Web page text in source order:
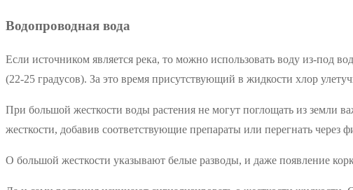
Водопроводная вода
Если источником является река, то можно использовать воду из-под
(22-25 градусов). За это время присутствующий в жидкости хлор
При большой жесткости воды растения не могут поглощать из
жесткости, добавив соответствующие препараты или перегнать через
О большой жесткости указывают белые разводы, и даже появление